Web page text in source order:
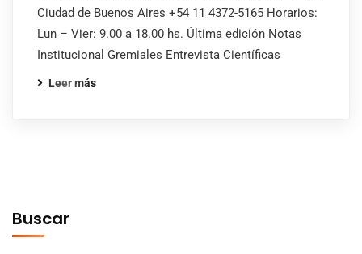
Ciudad de Buenos Aires +54 11 4372-5165 Horarios:
Lun – Vier: 9.00 a 18.00 hs. Última edición Notas
Institucional Gremiales Entrevista Científicas
Leer más
Buscar